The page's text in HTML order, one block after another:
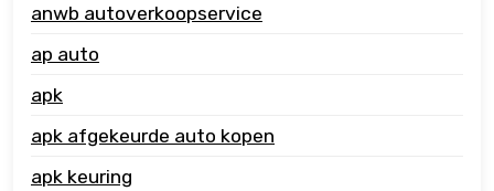
anwb autoverkoopservice
ap auto
apk
apk afgekeurde auto kopen
apk keuring